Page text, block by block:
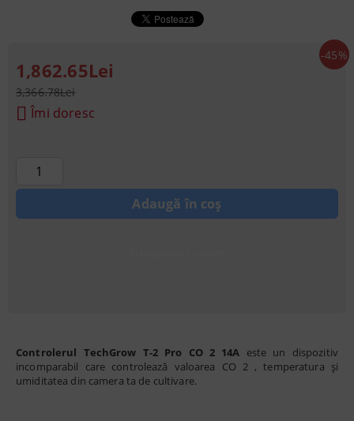
Controlerul TechGrow T-2 Pro CO 2 14A este un dispozitiv
incomparabil care controlează valoarea CO 2 , temperatura și
umiditatea din camera ta de cultivare.
-45%
1,862.65Lei
3,366.78Lei
Îmi doresc